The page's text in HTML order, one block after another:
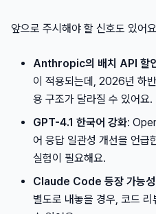
앞으로 주시해야 할 신호도 있어
Anthropic의 배치 API 할
이 적용되는데, 2026년 하
용 구조가 달라질 수 있어요.
GPT-4.1 한국어 강화:
어 응답 일관성 개선을 언급
실험이 필요해요.
Claude Code 등장 가능성
별도로 내놓을 경우, 코드